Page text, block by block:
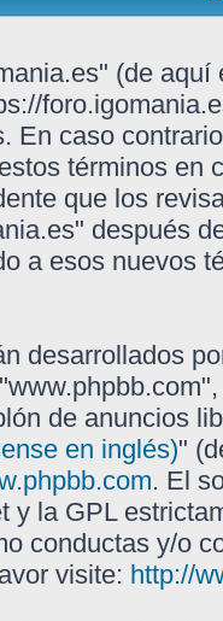
(de
En caso
términos en
que los
después
a esos nuevos
desarrollados
de anuncios
en inglés)"
. El
y la GPL
conductas y/o
visite: http://